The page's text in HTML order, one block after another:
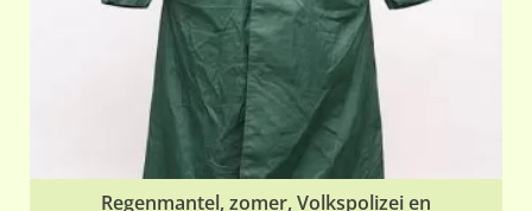
Regenmantel, zomer, Volkspolizei en